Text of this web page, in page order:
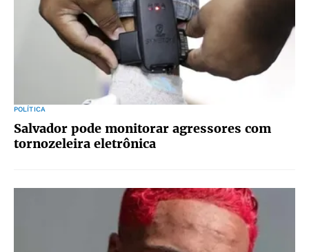
POLÍTICA
Salvador pode monitorar agressores com
tornozeleira eletrônica